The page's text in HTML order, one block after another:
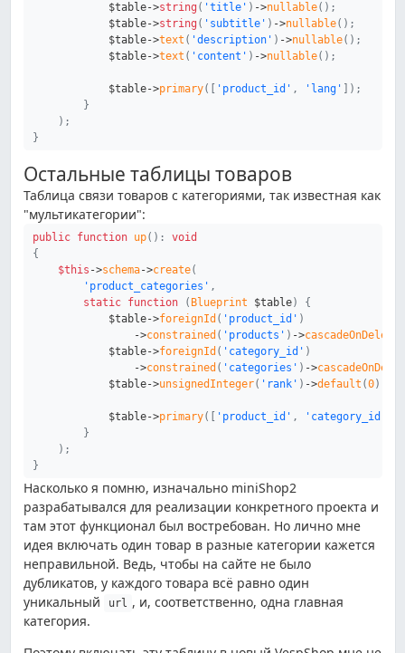
$table->string ( 'title' ) ->nullable( ) ;
$table->string ( 'subtitle' ) ->nullable( ) ;
$table->text ( 'description' ) ->nullable( ) ;
$table->text ( 'content' ) ->nullable( ) ;
$table->primary( 'product_id' , 'lang' ) ;
}
) ;
}
Остальные таблицы товаров
Таблица связи товаров с категориями, так известная как
"мультикатегории":
public function up( ) :
void
{
$this ->schema->create(
'product_categories' ,
static function ( Blueprint $table)
{
$table->foreignId ( 'product_id' )
->constrained ( 'products' ) ->cascadeOnDelete
$table->foreignId ( 'category_id' )
->constrained ( 'categories' ) ->
$table->unsignedInteger( 'rank' ) ->default (0)
$table->primary( [ 'product_id' , 'category_id'
}
) ;
}
Насколько я помню, изначально miniShop2
разрабатывался для реализации конкретного проекта и
там этот функционал был востребован. Но лично мне
идея включать один товар в разные категории кажется
неправильной. Ведь, чтобы на сайте не было
дубликатов, у каждого товара всё равно один
уникальный
url , и, соответственно, одна главная
категория.